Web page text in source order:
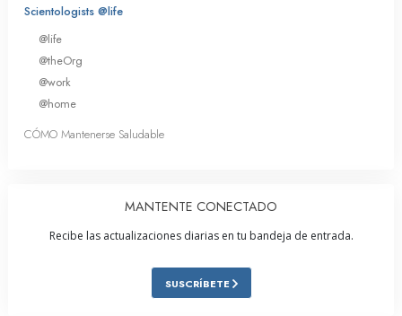
Scientologists @life
@life
@theOrg
@work
@home
CÓMO Mantenerse Saludable
MANTENTE CONECTADO
Recibe las actualizaciones diarias en tu bandeja de entrada.
SUSCRÍBETE